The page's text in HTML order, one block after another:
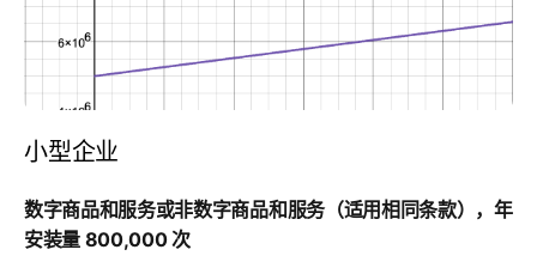
小型企业
数字商品和服务或非数字商品和服务（适用相同条款），年
安装量 800,000 次